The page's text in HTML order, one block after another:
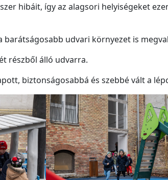
hibáit, így az alagsori helyiségeket
barátságosabb udvari környezet is
részből álló udvarra.
biztonságosabbá és szebbé vált a